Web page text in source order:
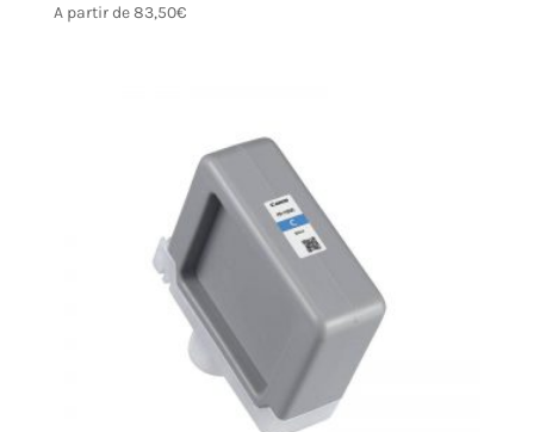
A partir de83,50€